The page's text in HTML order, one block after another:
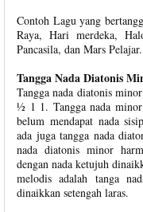
Contoh Lagu yang
Raya, Hari merdeka,
Pancasila, dan Mars Pelajar.
Tangga Nada Diatonis
Tangga nada diatonis
½ 1 1. Tangga nada
belum mendapat nada
ada juga tangga nada
nada diatonis minor
dengan nada ketujuh
melodis adalah tanga
dinaikkan setengah laras.